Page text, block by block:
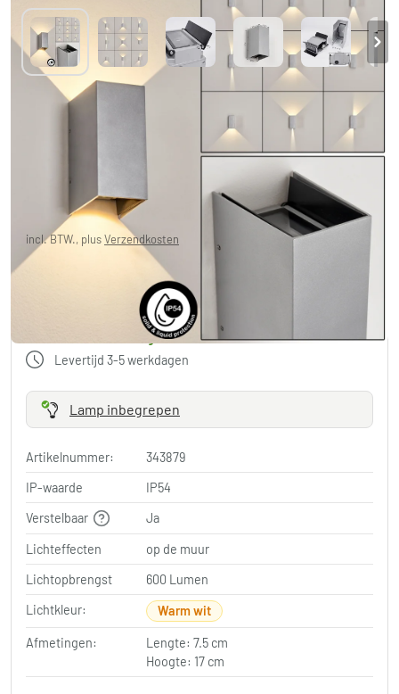
Hoods Buiten muurverlichting LED Grijs, 2-
Je redt€ 13,00 € 129,99
incl. BTW., plusVerzendkosten in NL
in winkelwagen
Gratis verzendingin NL
Levertijd 3-5 werkdagen
Lamp inbegrepen
Artikelnummer:
343879
IP-waarde
IP54
Verstelbaar
Ja
Lichteffecten
op de muur
Lichtopbrengst
600 Lumen
Lichtkleur:
Warm wit
Afmetingen:
Lengte: 7.5 cm
Hoogte: 17 cm